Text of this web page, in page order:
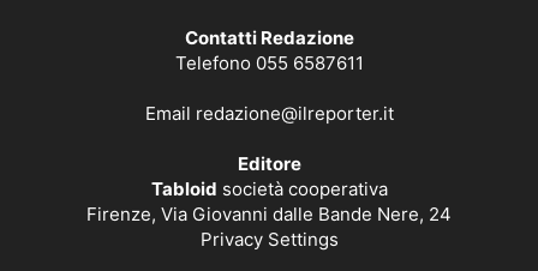
Contatti Redazione
Telefono 055 6587611
Email redazione@ilreporter.it
Editore
Tabloid società cooperativa
Firenze, Via Giovanni dalle Bande Nere, 24
Privacy Settings